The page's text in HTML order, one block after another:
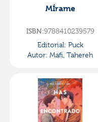
MÍrame
ISBN:9788410239579
Editorial: Puck
Autor: Mafi, Tahereh